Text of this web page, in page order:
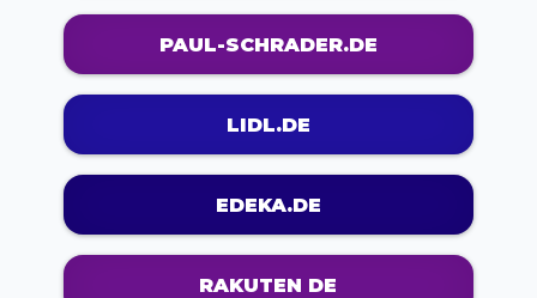
PAUL-SCHRADER.DE
LIDL.DE
EDEKA.DE
RAKUTEN DE